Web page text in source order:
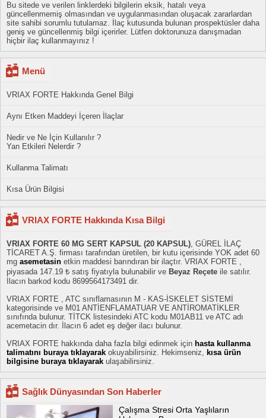
Bu sitede ve verilen linklerdeki bilgilerin eksik, hatalı veya
güncellenmemiş olmasından ve uygulanmasından oluşacak zararlardan
site sahibi sorumlu tutulamaz. İlaç kutusunda bulunan prospektüsler daha
geniş ve güncellenmiş bilgi içerirler. Lütfen doktorunuza danışmadan
hiçbir ilaç kullanmayınız !
Menü
VRIAX FORTE Hakkında Genel Bilgi
Aynı Etken Maddeyi İçeren İlaçlar
Nedir ve Ne İçin Kullanılır ?
Yan Etkileri Nelerdir ?
Kullanma Talimatı
Kısa Ürün Bilgisi
VRIAX FORTE Hakkında Kısa Bilgi
VRIAX FORTE 60 MG SERT KAPSUL (20 KAPSUL), GÜREL İLAÇ
TİCARET A.Ş. firması tarafından üretilen, bir kutu içerisinde YOK adet 60
mg asemetasin etkin maddesi barındıran bir ilaçtır. VRIAX FORTE ,
piyasada 147.19 ₺ satış fiyatıyla bulunabilir ve Beyaz Reçete ile satılır.
İlacın barkod kodu 8699564173491 dir.
VRIAX FORTE , ATC sınıflamasının M - KAS-İSKELET SİSTEMİ
kategorisinde ve M01 ANTİENFLAMATUAR VE ANTİROMATİKLER
sınıfında bulunur. TİTCK listesindeki ATC kodu M01AB11 ve ATC adı
acemetacin dır. İlacın 6 adet eş değer ilacı bulunur.
VRIAX FORTE hakkında daha fazla bilgi edinmek için hasta kullanma
talimatını buraya tıklayarak okuyabilirsiniz. Hekimseniz, kısa ürün
bilgisine buraya tıklayarak ulaşabilirsiniz.
Sağlık Dünyasından Son Haberler
Çalışma Stresi Orta Yaşlıların